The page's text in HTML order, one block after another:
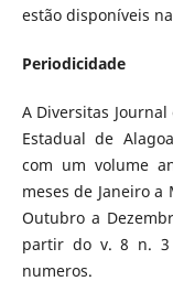
estão disponíveis
Periodicidade
A Diversitas
Estadual de
com um volume
meses de Janeiro a
Outubro a
partir do v. 8 n. 3
numeros.